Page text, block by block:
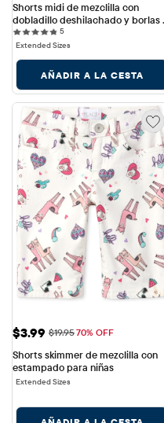
Shorts midi de mezclilla con
dobladillo deshilachado y borlas
para niñas 55 reviews
Extended Sizes
AÑADIR A LA CESTA
Precio de venta: $3.99
$3.99 Precio original: $19.95
$19.9570% OFF
Shorts skimmer de mezclilla con
estampado para niñas
Extended Sizes